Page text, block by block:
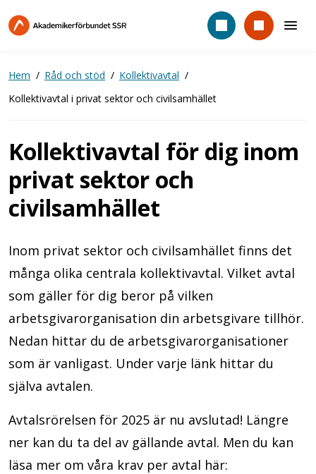
till
Hem Råd och stöd
Kollektivavtal
Kollektivavtal i privat sektor och civilsamhället
Kollektivavtal för dig inom
privat sektor och
civilsamhället
Inom privat sektor och civilsamhället finns det
många olika centrala kollektivavtal. Vilket avtal
som gäller för dig beror på vilken
arbetsgivarorganisation din arbetsgivare tillhör.
Nedan hittar du de arbetsgivarorganisationer
som är vanligast. Under varje länk hittar du
själva avtalen.
Avtalsrörelsen för 2025 är nu avslutad! Längre
ner kan du ta del av gällande avtal. Men du kan
läsa mer om våra krav per avtal här: